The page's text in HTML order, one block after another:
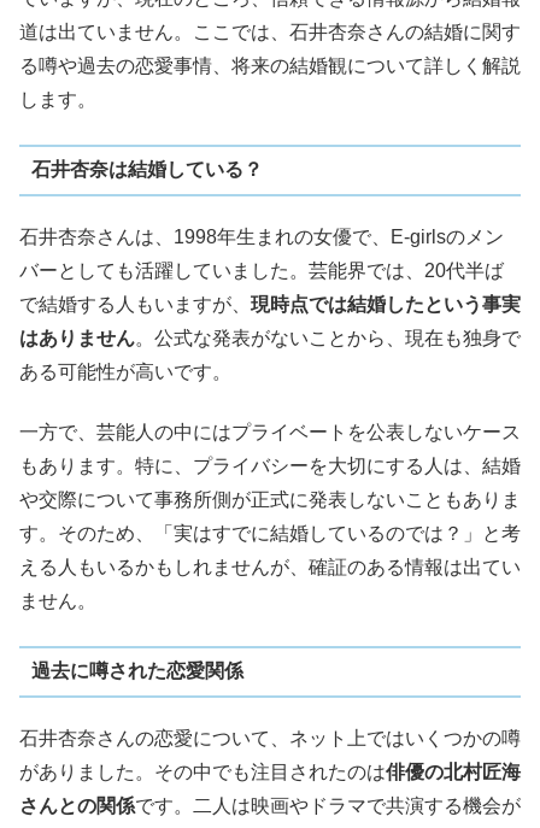
道は出ていません。ここでは、石井杏奈さんの結婚に関す
る噂や過去の恋愛事情、将来の結婚観について詳しく解説
します。
石井杏奈は結婚している？
石井杏奈さんは、1998年生まれの女優で、E-girlsのメン
バーとしても活躍していました。芸能界では、20代半ば
で結婚する人もいますが、 現時点では結婚したという事実
はありません。公式な発表がないことから、現在も独身で
ある可能性が高いです。
一方で、芸能人の中にはプライベートを公表しないケース
もあります。特に、プライバシーを大切にする人は、結婚
や交際について事務所側が正式に発表しないこともありま
す。そのため、「実はすでに結婚しているのでは？」と考
える人もいるかもしれませんが、確証のある情報は出てい
ません。
過去に噂された恋愛関係
石井杏奈さんの恋愛について、ネット上ではいくつかの噂
がありました。その中でも注目されたのは俳優の北村匠海
さんとの関係です。二人は映画やドラマで共演する機会が